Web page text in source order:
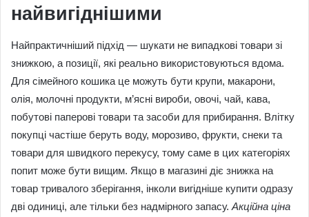
найвигіднішими
Найпрактичніший підхід — шукати не випадкові товари зі
знижкою, а позиції, які реально використовуються вдома.
Для сімейного кошика це можуть бути крупи, макарони,
олія, молочні продукти, м’ясні вироби, овочі, чай, кава,
побутові паперові товари та засоби для прибирання. Влітку
покупці частіше беруть воду, морозиво, фрукти, снеки та
товари для швидкого перекусу, тому саме в цих категоріях
попит може бути вищим. Якщо в магазині діє знижка на
товар тривалого зберігання, інколи вигідніше купити одразу
дві одиниці, але тільки без надмірного запасу. Акційна ціна